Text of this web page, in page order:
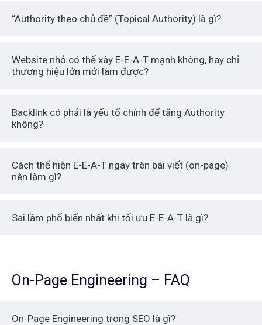
“Authority theo chủ đề” (Topical Authority) là gì?
Website nhỏ có thể xây E-E-A-T mạnh không, hay chỉ
thương hiệu lớn mới làm được?
Backlink có phải là yếu tố chính để tăng Authority
không?
Cách thể hiện E-E-A-T ngay trên bài viết (on-page)
nên làm gì?
Sai lầm phổ biến nhất khi tối ưu E-E-A-T là gì?
On-Page Engineering – FAQ
On-Page Engineering trong SEO là gì?